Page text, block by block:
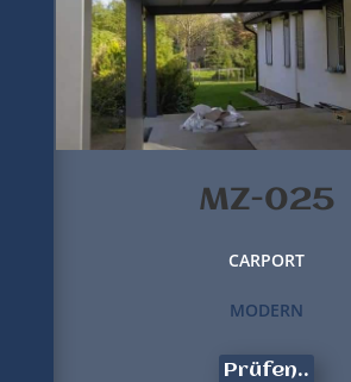
MZ-025
CARPORT
MODERN
Prüfen..